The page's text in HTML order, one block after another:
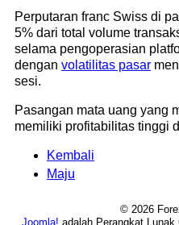
Perputaran franc Swiss di
5% dari total volume
selama pengoperasian
dengan volatilitas pasar
sesi.
Pasangan mata uang yang
memiliki profitabilitas tinggi
Kembali
Maju
© 2026
Joomla! adalah Perangkat